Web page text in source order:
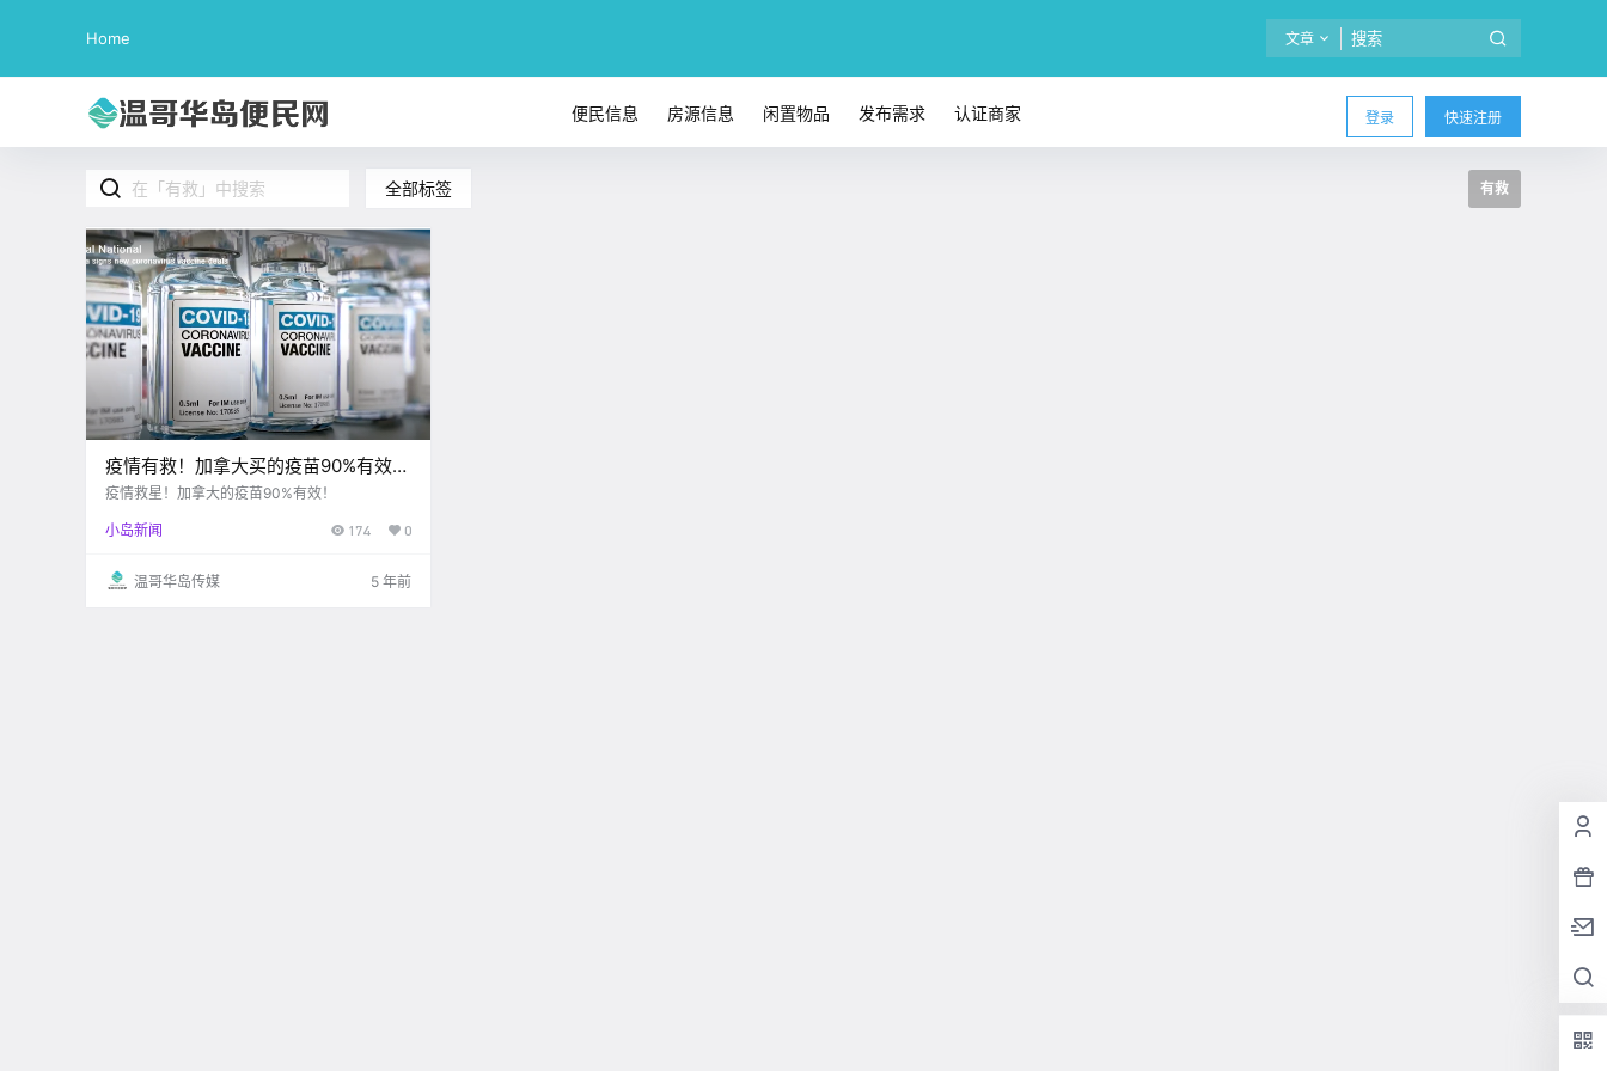
Home 文章
登录 快速注册
便民信息 房源信息 闲置物品 发布需求 认证商家
全部标签 有救
疫情有救！加拿大买的疫苗90%有效！
BC两天新增998！租金都不让涨？
疫情救星！加拿大的疫苗90%有效！
小岛新闻 174 0
温哥华岛传媒 5 年前